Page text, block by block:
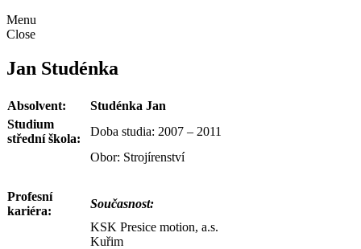
Menu
Close
Jan Studénka
Absolvent:
Studénka Jan
Studium
střední škola:
Doba studia: 2007 – 2011
Obor: Strojírenství
Profesní
kariéra:
Současnost:
KSK Presice motion, a.s.
Kuřim